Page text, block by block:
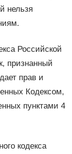
нельзя
Российской
признанный
прав и
Кодексом,
пунктами 4
кодекса